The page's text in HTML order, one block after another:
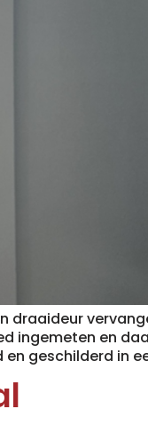
draaideur
ingemeten en
geschilderd in